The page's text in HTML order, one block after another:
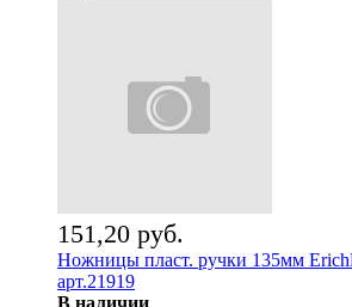
151,20 руб.
Ножницы пласт. ручки 135мм
арт.21919